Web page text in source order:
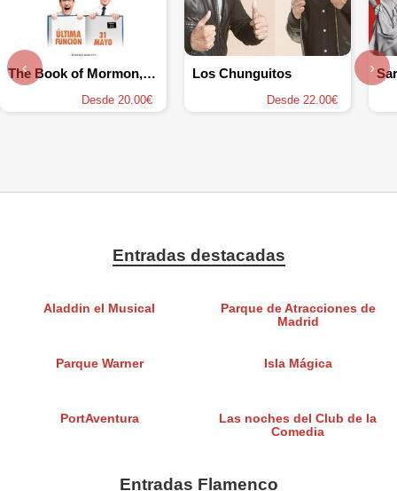
The Book of Mormon, el musical
Desde 20.00€
Los Chunguitos
Desde 22.00€
‹ ›
Entradas destacadas
Aladdin el Musical
Parque de Atracciones de
Madrid
Parque Warner Isla Mágica
PortAventura
Las noches del Club de la
Comedia
Entradas Flamenco